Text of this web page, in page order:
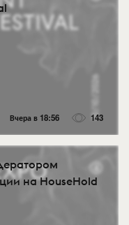
Вчера в 18:56 143
на HouseHold